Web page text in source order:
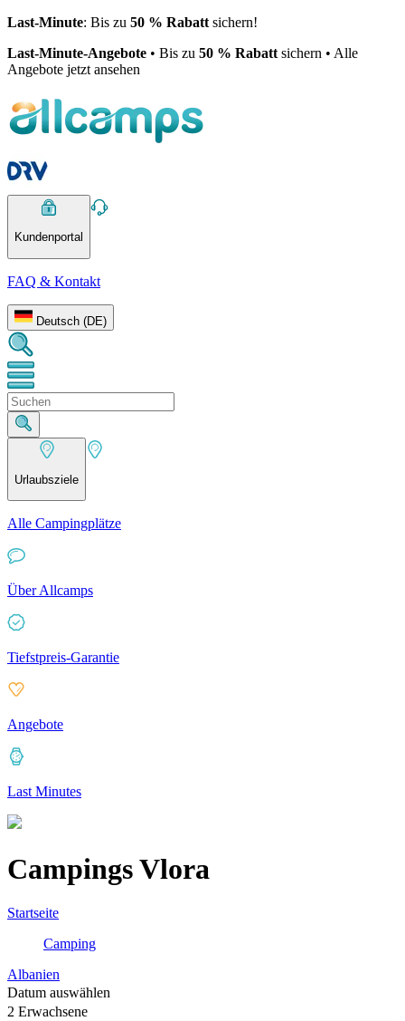
Last-Minute: Bis zu 50 % Rabatt sichern!
Last-Minute-Angebote • Bis zu 50 % Rabatt sichern • Alle
Angebote jetzt ansehen
Kundenportal
FAQ & Kontakt
Deutsch (DE)
Urlaubsziele
Alle Campingplätze
Über Allcamps
Tiefstpreis-Garantie
Angebote
Last Minutes
Campings Vlora
Startseite
Camping
Albanien
Datum auswählen
2 Erwachsene